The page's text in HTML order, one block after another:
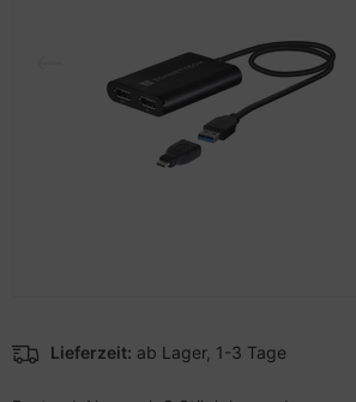
Lieferzeit: ab Lager, 1-3 Tage
und Navigation
Mobiltelefone
CD/DVD/BluRay
& Festplatten